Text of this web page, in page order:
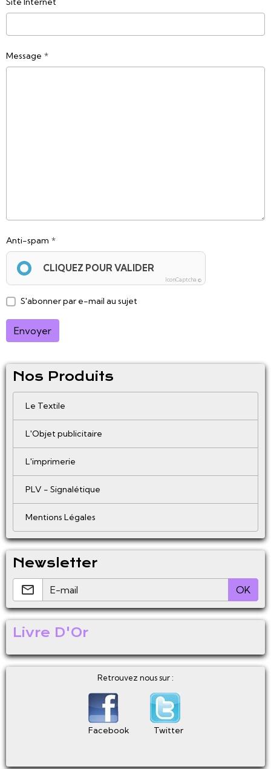
Message
Anti-spam
CLIQUEZ POUR VALIDER
IconCaptcha ©
S'abonner par e-mail au sujet
Envoyer
Nos Produits
Le Textile
L'Objet publicitaire
L'imprimerie
PLV - Signalétique
Mentions Légales
Newsletter
OK
Livre D'Or
Retrouvez nous sur :
Facebook Twitter